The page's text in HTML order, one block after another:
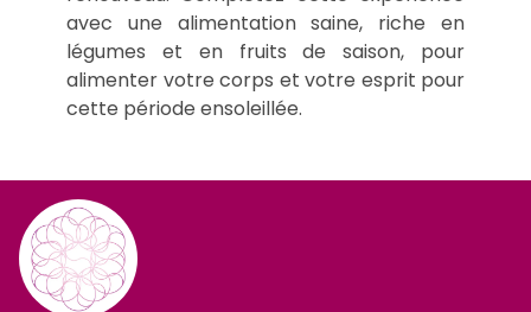
avec une alimentation saine, riche en
légumes et en fruits de saison, pour
alimenter votre corps et votre esprit pour